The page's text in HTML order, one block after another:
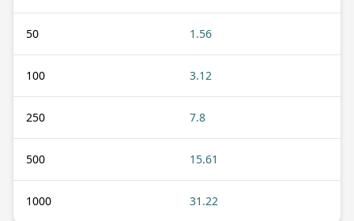
50 1.56
100 3.12
250 7.8
500 15.61
1000 31.22